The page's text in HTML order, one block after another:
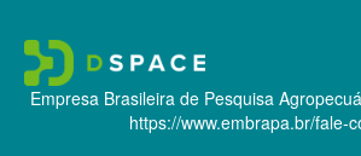
Empresa Brasileira de Pesquisa
https://www.embrapa.br/fale-